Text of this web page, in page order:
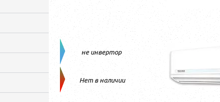
не инвертор
Нет в наличии